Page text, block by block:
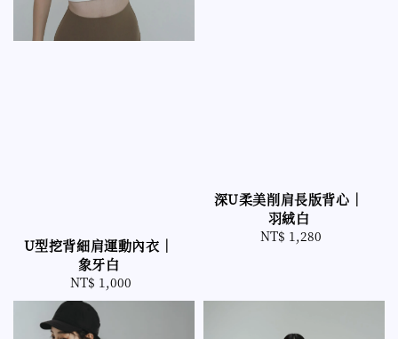
U型挖背細肩運動內衣｜
象牙白
Regular
price
NT$ 1,000
深U柔美削肩長版背心｜
羽絨白
Regular
NT$ 1,280